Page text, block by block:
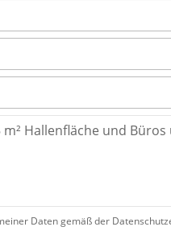
Daten gemäß der